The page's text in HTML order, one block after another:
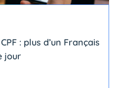
: plus d’un Français
jour